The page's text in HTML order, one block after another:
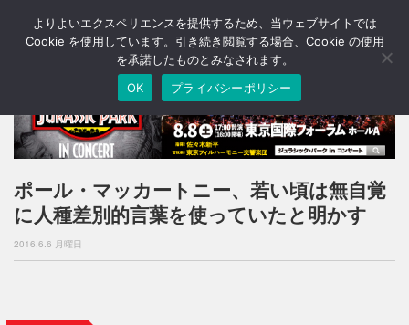
T
o
n
a
v
i
g
o
ポール・マッカートニー、若い頃は無自覚
に人種差別的言葉を使っていたと明かす
2016.6.6 月曜日
よりよいエクスペリエンスを提供するため、当ウェブサイトでは
Cookie を使用しています。引き続き閲覧する場合、Cookie の使用
を承諾したものとみなされます。
OK
プライバシーポリシー